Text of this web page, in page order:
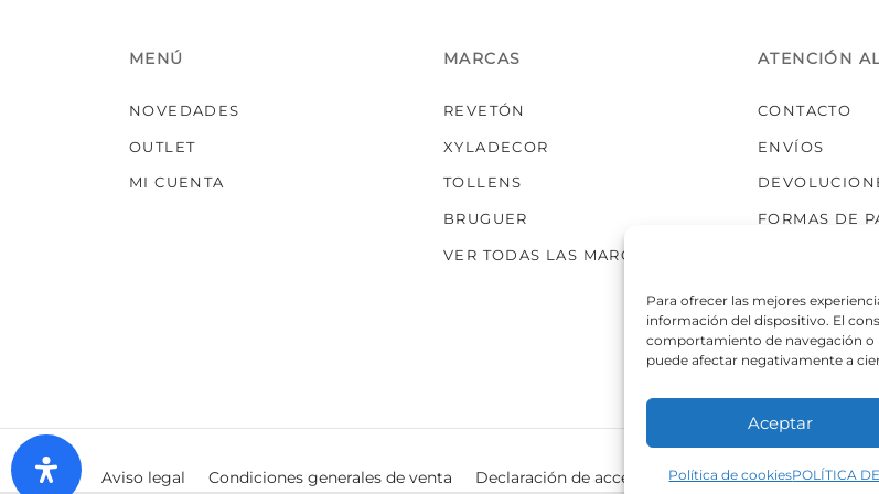
Para ofrecer las mejores
información del dispositivo. El
comportamiento de navegación o
puede afectar negativamente a
Aceptar
Política de cookiesPOLÍTICA
MENÚ
NOVEDADES
OUTLET
MI CUENTA
MARCAS
REVETÓN
XYLADECOR
TOLLENS
BRUGUER
VER TODAS LAS MARCAS
ATENCIÓN
CONTACTO
ENVÍOS
FORMAS DE
Aviso legal Condiciones generales de venta Declaración de accesibilidad Política de cookies